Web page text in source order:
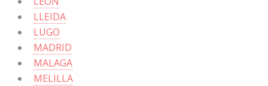
LLEIDA
LUGO
MADRID
MALAGA
MELILLA